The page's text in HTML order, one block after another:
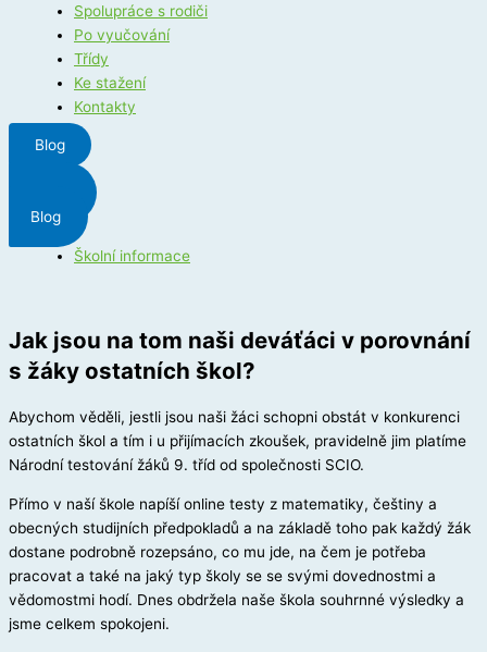
Spolupráce s rodiči
Po vyučování
Třídy
Ke stažení
Kontakty
Blog
Blog
Školní informace
Jak jsou na tom naši deváťáci v porovnání
s žáky ostatních škol?
Abychom věděli, jestli jsou naši žáci schopni obstát v konkurenci
ostatních škol a tím i u přijímacích zkoušek, pravidelně jim platíme
Národní testování žáků 9. tříd od společnosti SCIO.
Přímo v naší škole napíší online testy z matematiky, češtiny a
obecných studijních předpokladů a na základě toho pak každý žák
dostane podrobně rozepsáno, co mu jde, na čem je potřeba
pracovat a také na jaký typ školy se se svými dovednostmi a
vědomostmi hodí. Dnes obdržela naše škola souhrnné výsledky a
jsme celkem spokojeni.